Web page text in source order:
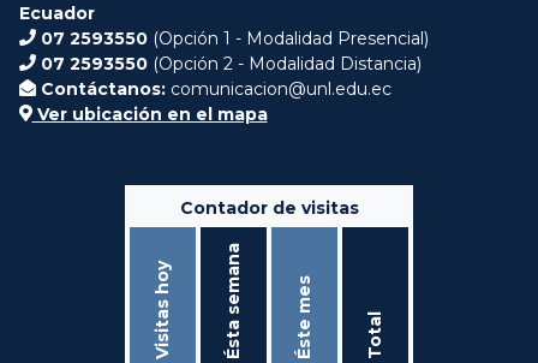
Ecuador
07 2593550 (Opción 1 - Modalidad Presencial)
07 2593550 (Opción 2 - Modalidad Distancia)
Contáctanos: comunicacion@unl.edu.ec
Ver ubicación en el mapa
Contador de visitas
Visitas hoy Ésta semana Éste mes Total